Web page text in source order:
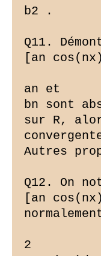
b2 .
Q11.
[an
an et
bn sont
sur R,
Autres
Q12. On
[an
2